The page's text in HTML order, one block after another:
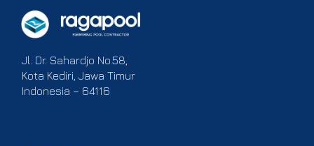
Jl. Dr. Sahardjo No.58,
Kota Kediri, Jawa Timur
Indonesia – 64116